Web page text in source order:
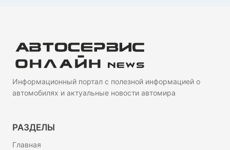
Информационный портал с полезной информацией о
автомобилях и актуальные новости автомира
РАЗДЕЛЫ
Главная